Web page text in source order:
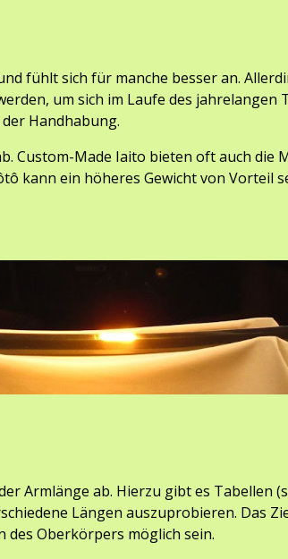
fühlt sich für manche besser an. A
um sich im Laufe des
Handhabung.
Custom-Made Iaito bieten oft auch
kann ein höheres Gewicht von Vorteil
Armlänge ab. Hierzu gibt es Tabellen
Längen auszuprobieren. Das
des Oberkörpers möglich sein.